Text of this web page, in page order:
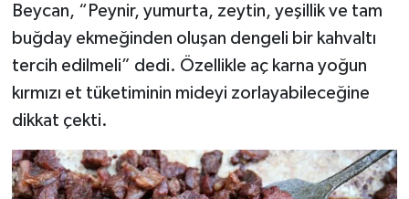
Beycan, “Peynir, yumurta, zeytin, yeşillik ve tam
buğday ekmeğinden oluşan dengeli bir kahvaltı
tercih edilmeli” dedi. Özellikle aç karna yoğun
kırmızı et tüketiminin mideyi zorlayabileceğine
dikkat çekti.